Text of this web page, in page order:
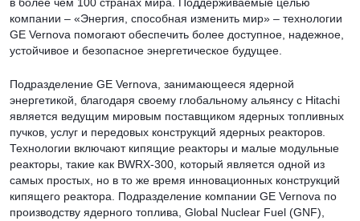
компании – «Энергия, способная изменить мир» – технологии
GE Vernova помогают обеспечить более доступное, надежное,
устойчивое и безопасное энергетическое будущее.
Подразделение GE Vernova, занимающееся ядерной
энергетикой, благодаря своему глобальному альянсу с Hitachi
является ведущим мировым поставщиком ядерных топливных
пучков, услуг и передовых конструкций ядерных реакторов.
Технологии включают кипящие реакторы и малые модульные
реакторы, такие как BWRX-300, который является одной из
самых простых, но в то же время инновационных конструкций
кипящего реактора. Подразделение компании GE Vernova по
производству ядерного топлива, Global Nuclear Fuel (GNF),